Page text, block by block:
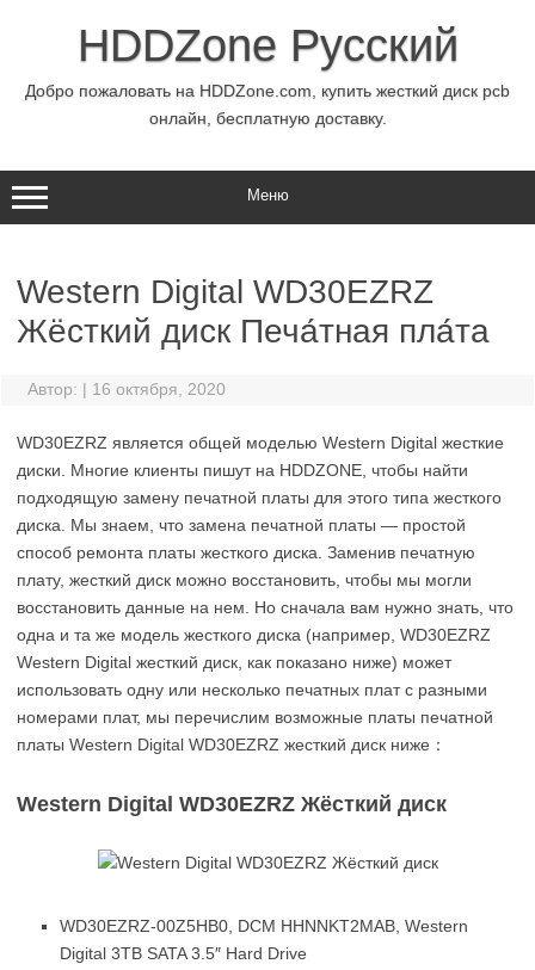
содержимомуHDDZone Русский
Добро пожаловать на HDDZone.com, купить жесткий диск pcb
онлайн, бесплатную доставку.
Меню
Western Digital WD30EZRZ
Жёсткий диск Печа́тная пла́та
Автор: | 16 октября, 2020
WD30EZRZ является общей моделью Western Digital жесткие
диски. Многие клиенты пишут на HDDZONE, чтобы найти
подходящую замену печатной платы для этого типа жесткого
диска. Мы знаем, что замена печатной платы — простой
способ ремонта платы жесткого диска. Заменив печатную
плату, жесткий диск можно восстановить, чтобы мы могли
восстановить данные на нем. Но сначала вам нужно знать, что
одна и та же модель жесткого диска (например, WD30EZRZ
Western Digital жесткий диск, как показано ниже) может
использовать одну или несколько печатных плат с разными
номерами плат, мы перечислим возможные платы печатной
платы Western Digital WD30EZRZ жесткий диск ниже：
Western Digital WD30EZRZ Жёсткий диск
WD30EZRZ-00Z5HB0, DCM HHNNKT2MAB, Western
Digital 3TB SATA 3.5″ Hard Drive